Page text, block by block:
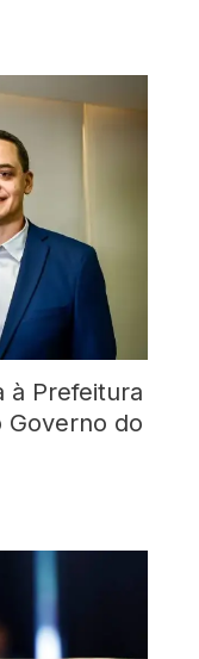
à Prefeitura
Governo do